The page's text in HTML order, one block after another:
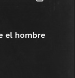
el hombre